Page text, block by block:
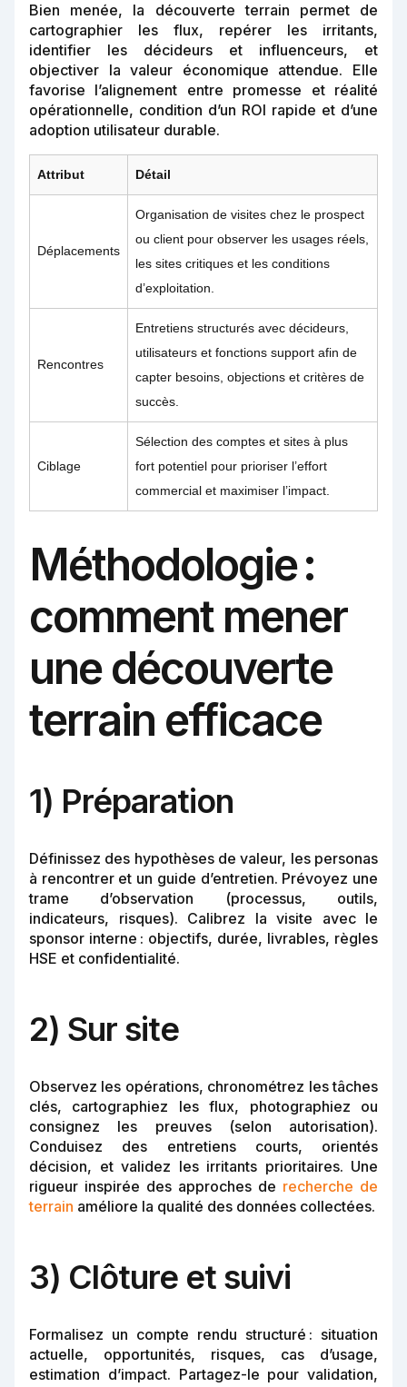
Bien menée, la découverte terrain permet de
cartographier les flux, repérer les irritants,
identifier les décideurs et influenceurs, et
objectiver la valeur économique attendue. Elle
favorise l’alignement entre promesse et réalité
opérationnelle, condition d’un ROI rapide et d’une
adoption utilisateur durable.
Attribut Détail
Déplacements
Organisation de visites chez le prospect
ou client pour observer les usages réels,
les sites critiques et les conditions
d’exploitation.
Rencontres
Entretiens structurés avec décideurs,
utilisateurs et fonctions support afin de
capter besoins, objections et critères de
succès.
Ciblage
Sélection des comptes et sites à plus
fort potentiel pour prioriser l’effort
commercial et maximiser l’impact.
Méthodologie :
comment mener
une découverte
terrain efficace
1) Préparation
Définissez des hypothèses de valeur, les personas
à rencontrer et un guide d’entretien. Prévoyez une
trame d’observation (processus, outils,
indicateurs, risques). Calibrez la visite avec le
sponsor interne : objectifs, durée, livrables, règles
HSE et confidentialité.
2) Sur site
Observez les opérations, chronométrez les tâches
clés, cartographiez les flux, photographiez ou
consignez les preuves (selon autorisation).
Conduisez des entretiens courts, orientés
décision, et validez les irritants prioritaires. Une
rigueur inspirée des approches de recherche de
terrain améliore la qualité des données collectées.
3) Clôture et suivi
Formalisez un compte rendu structuré : situation
actuelle, opportunités, risques, cas d’usage,
estimation d’impact. Partagez-le pour validation,